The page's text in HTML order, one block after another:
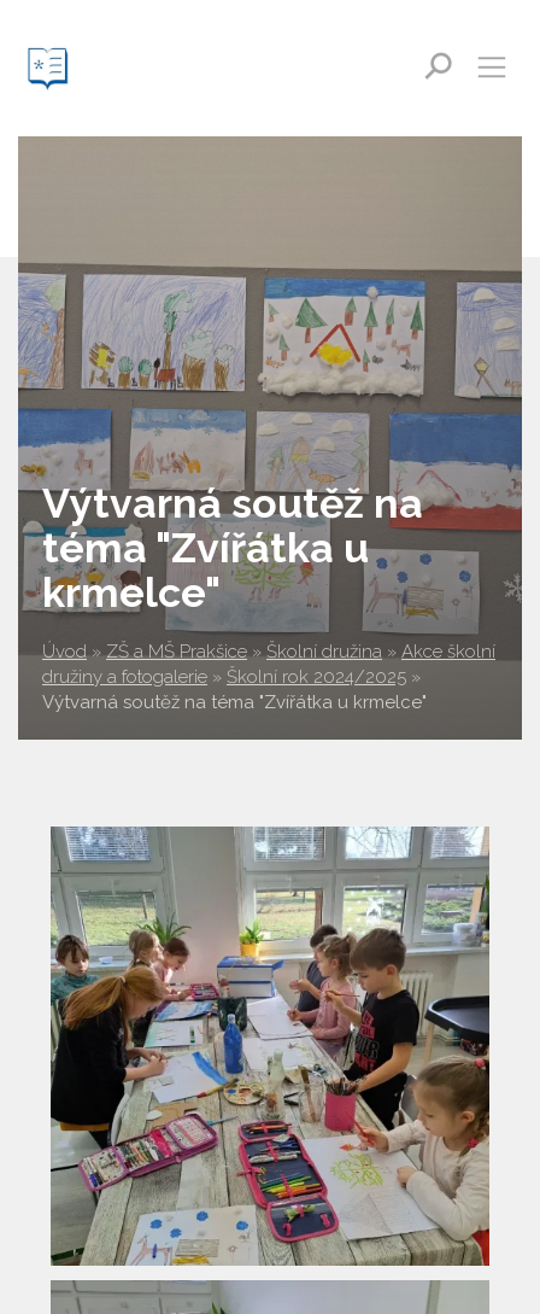
Výtvarná soutěž na
téma "Zvířátka u
krmelce"
Úvod » ZŠ a MŠ Prakšice » Školní družina » Akce školní
družiny a fotogalerie » Školní rok 2024/2025 »
Výtvarná soutěž na téma "Zvířátka u krmelce"